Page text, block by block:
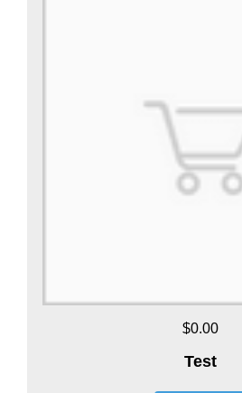
$0.00
Test